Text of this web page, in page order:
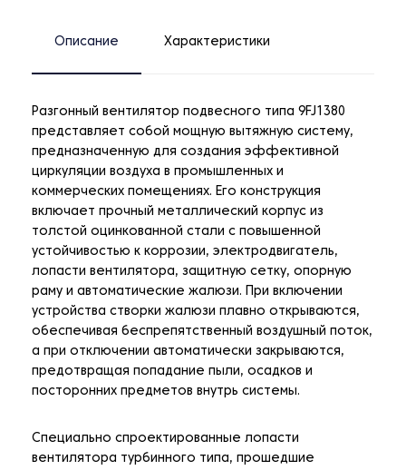
Описание Характеристики
Разгонный вентилятор подвесного типа 9FJ1380
представляет собой мощную вытяжную систему,
предназначенную для создания эффективной
циркуляции воздуха в промышленных и
коммерческих помещениях. Его конструкция
включает прочный металлический корпус из
толстой оцинкованной стали с повышенной
устойчивостью к коррозии, электродвигатель,
лопасти вентилятора, защитную сетку, опорную
раму и автоматические жалюзи. При включении
устройства створки жалюзи плавно открываются,
обеспечивая беспрепятственный воздушный поток,
а при отключении автоматически закрываются,
предотвращая попадание пыли, осадков и
посторонних предметов внутрь системы.
Специально спроектированные лопасти
вентилятора турбинного типа, прошедшие